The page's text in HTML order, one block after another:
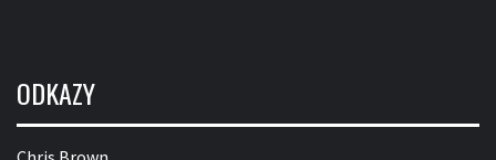
ODKAZY